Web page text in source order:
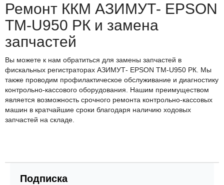
Ремонт ККМ АЗИМУТ- EPSON
TM-U950 РК и замена
запчастей
Вы можете к нам обратиться для замены запчастей в
фискальных регистраторах АЗИМУТ- EPSON TM-U950 РК. Мы
также проводим профилактическое обслуживание и диагностику
контрольно-кассового оборудования. Нашим преимуществом
является возможность срочного ремонта контрольно-кассовых
машин в кратчайшие сроки благодаря наличию ходовых
запчастей на складе.
Подписка